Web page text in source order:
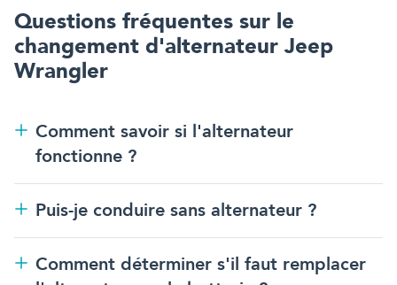
Questions fréquentes sur le
changement d'alternateur Jeep
Wrangler
Comment savoir si l'alternateur
fonctionne ?
Puis-je conduire sans alternateur ?
Comment déterminer s'il faut remplacer